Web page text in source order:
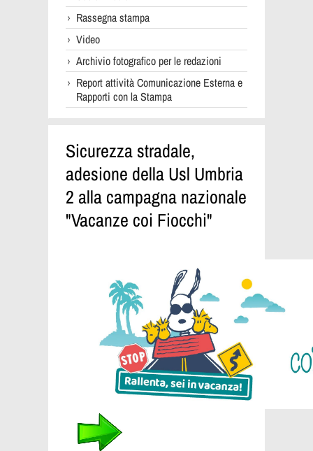
Rassegna stampa
Video
Archivio fotografico per le redazioni
Report attività Comunicazione Esterna e
Rapporti con la Stampa
Sicurezza stradale,
adesione della Usl Umbria
2 alla campagna nazionale
"Vacanze coi Fiocchi"